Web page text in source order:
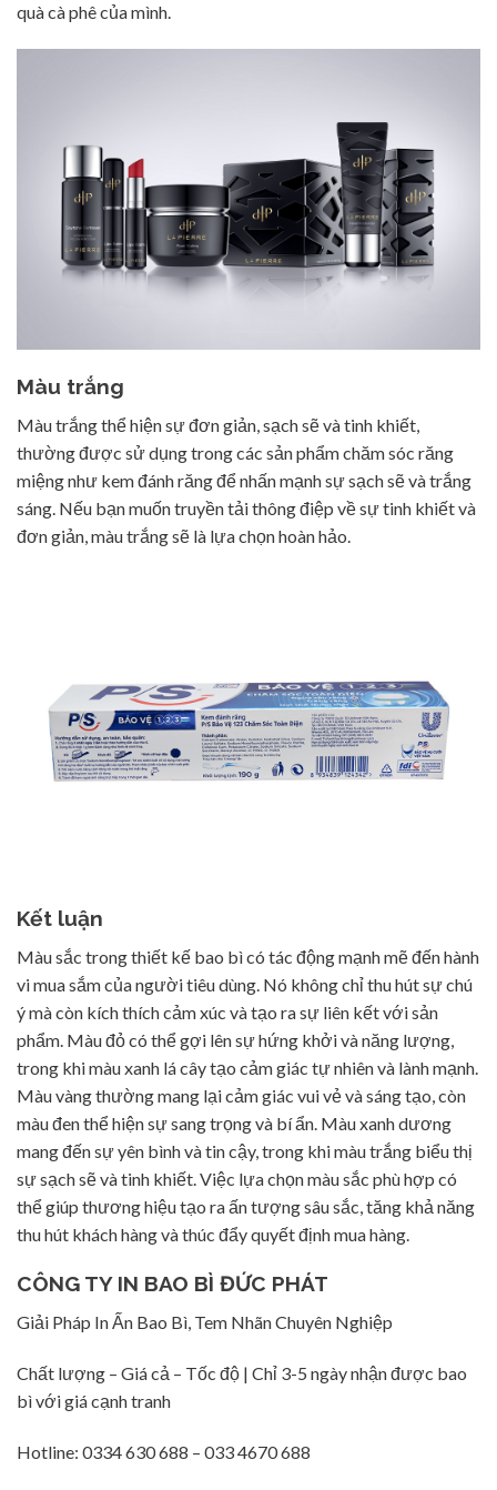
quà cà phê của mình.
Màu trắng
Màu trắng thể hiện sự đơn giản, sạch sẽ và tinh khiết,
thường được sử dụng trong các sản phẩm chăm sóc răng
miệng như kem đánh răng để nhấn mạnh sự sạch sẽ và trắng
sáng. Nếu bạn muốn truyền tải thông điệp về sự tinh khiết và
đơn giản, màu trắng sẽ là lựa chọn hoàn hảo.
Kết luận
Màu sắc trong thiết kế bao bì có tác động mạnh mẽ đến hành
vi mua sắm của người tiêu dùng. Nó không chỉ thu hút sự chú
ý mà còn kích thích cảm xúc và tạo ra sự liên kết với sản
phẩm. Màu đỏ có thể gợi lên sự hứng khởi và năng lượng,
trong khi màu xanh lá cây tạo cảm giác tự nhiên và lành mạnh.
Màu vàng thường mang lại cảm giác vui vẻ và sáng tạo, còn
màu đen thể hiện sự sang trọng và bí ẩn. Màu xanh dương
mang đến sự yên bình và tin cậy, trong khi màu trắng biểu thị
sự sạch sẽ và tinh khiết. Việc lựa chọn màu sắc phù hợp có
thể giúp thương hiệu tạo ra ấn tượng sâu sắc, tăng khả năng
thu hút khách hàng và thúc đẩy quyết định mua hàng.
CÔNG TY IN BAO BÌ ĐỨC PHÁT
Giải Pháp In Ấn Bao Bì, Tem Nhãn Chuyên Nghiệp
Chất lượng – Giá cả – Tốc độ | Chỉ 3-5 ngày nhận được bao
bì với giá cạnh tranh
Hotline: 0334 630 688 – 033 4670 688